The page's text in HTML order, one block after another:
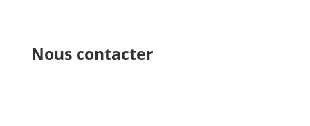
Nous contacter